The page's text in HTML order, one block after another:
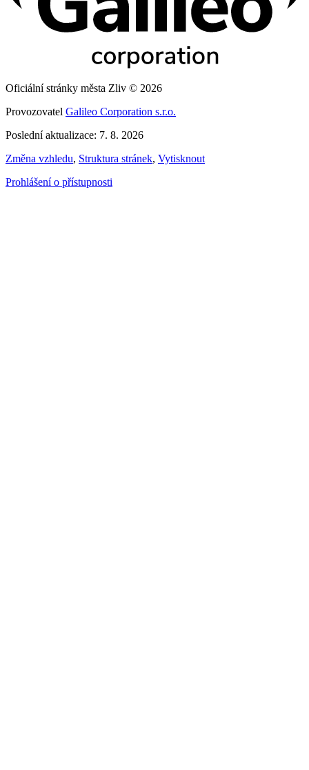
Oficiální stránky města Zliv © 2026
Provozovatel Galileo Corporation s.r.o.
Poslední aktualizace: 7. 8. 2026
Změna vzhledu, Struktura stránek, Vytisknout
Prohlášení o přístupnosti